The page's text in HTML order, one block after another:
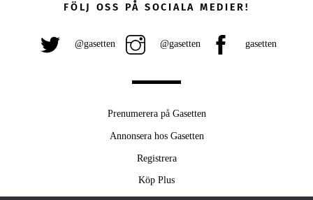
FÖLJ OSS PÅ SOCIALA MEDIER!
@gasetten @gasetten gasetten
Prenumerera på Gasetten
Annonsera hos Gasetten
Registrera
Köp Plus